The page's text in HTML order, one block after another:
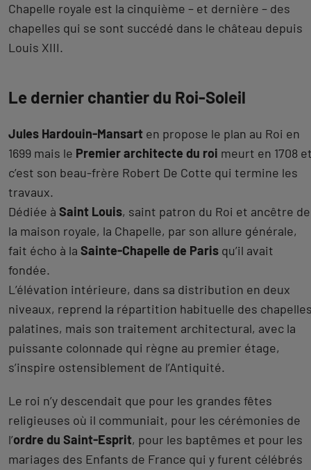
Chapelle royale est la cinquième – et dernière – des
chapelles qui se sont succédé dans le château depuis
Louis XIII.
Le dernier chantier du Roi-Soleil
Jules Hardouin-Mansart en propose le plan au Roi en
1699 mais le Premier architecte du roi meurt en 1708
c’est son beau-frère Robert De Cotte qui termine les
travaux.
Dédiée à Saint Louis, saint patron du Roi et ancêtre de
la maison royale, la Chapelle, par son allure générale,
fait écho à la Sainte-Chapelle de Paris qu’il avait
fondée.
L’élévation intérieure, dans sa distribution en deux
niveaux, reprend la répartition habituelle des
palatines, mais son traitement architectural, avec la
puissante colonnade qui règne au premier étage,
s’inspire ostensiblement de l’Antiquité.
Le roi n’y descendait que pour les grandes fêtes
religieuses où il communiait, pour les cérémonies de
l’ordre du Saint-Esprit, pour les baptêmes et pour les
mariages des Enfants de France qui y furent célébrés